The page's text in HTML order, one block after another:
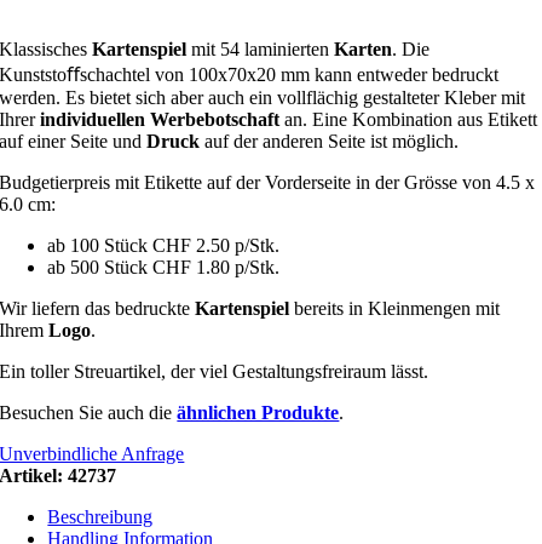
KlassischesKartenspiel mit 54 laminiertenKarten. Die
Kunststoﬀschachtel von 100x70x20 mm kann entweder bedruckt
werden. Es bietet sich aber auch ein vollflächig gestalteter Kleber mit
Ihrerindividuellen Werbebotschaft an. Eine Kombination aus Etikett
auf einer Seite undDruck auf der anderen Seite ist möglich.
Budgetierpreis mit Etikette auf der Vorderseite in der Grösse von 4.5 x
6.0 cm:
ab 100 Stück CHF 2.50 p/Stk.
ab 500 Stück CHF 1.80 p/Stk.
Wir liefern das bedruckteKartenspiel bereits in Kleinmengen mit
IhremLogo.
Ein toller Streuartikel, der viel Gestaltungsfreiraum lässt.
Besuchen Sie auch dieähnlichen Produkte.
Unverbindliche Anfrage
Artikel:42737
Beschreibung
Handling Information